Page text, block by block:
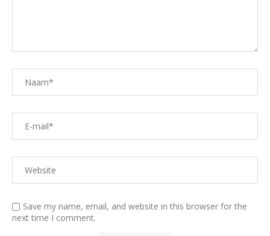
Save my name, email, and website in this browser for the
next time I comment.